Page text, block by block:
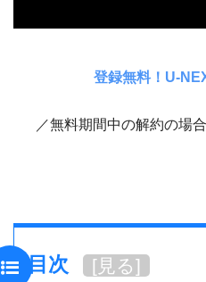
登録無料！U-
／無料期間中の解約の場
目次 [見る]